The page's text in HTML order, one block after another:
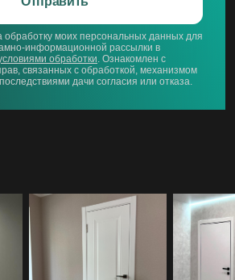
обработку моих персональных данных для
информационной рассылки в
обработки . Ознакомлен с
связанных с обработкой, механизмом
дачи согласия или отказа.